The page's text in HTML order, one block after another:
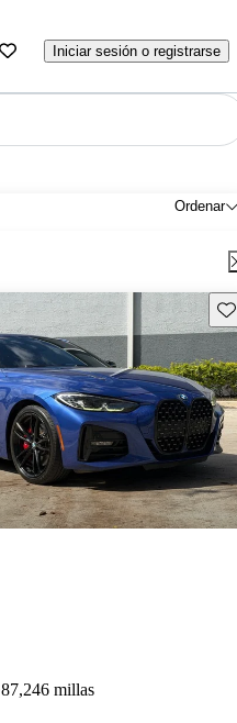
Iniciar sesión o registrarse
Ordenar
87,246 millas